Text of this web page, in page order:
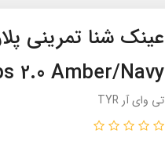
2.0 Amber/Navy
تی وای آر TYR